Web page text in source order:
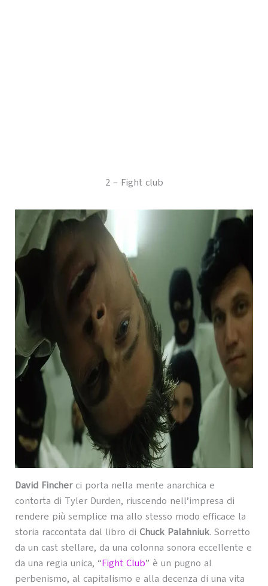
2 – Fight club
David Fincherci porta nella mente anarchica e
contorta di Tyler Durden, riuscendo nell’impresa di
rendere più semplice ma allo stesso modo efficace la
storia raccontata dal libro di Chuck Palahniuk. Sorretto
da un cast stellare, da una colonna sonora eccellente e
da una regia unica, “Fight Club” è un pugno al
perbenismo, al capitalismo e alla decenza di una vita